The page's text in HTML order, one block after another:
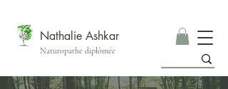
Nathalie Ashkar
Naturopathe diplômée